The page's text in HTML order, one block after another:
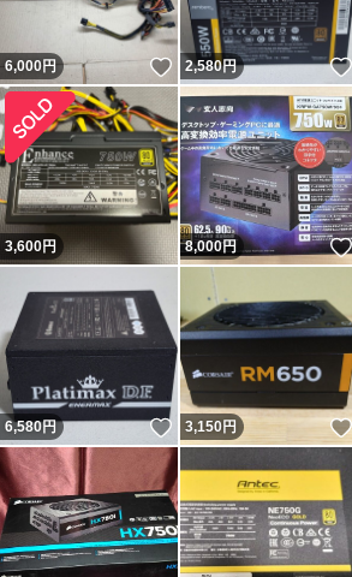
6,000円 いいね！
2,580円
3,600円 8,000円
6,580円 いいね！
3,150円